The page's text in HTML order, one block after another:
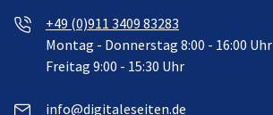
+49 (0)911 3409 83283
Montag - Donnerstag 8:00 - 16:00 Uhr
Freitag 9:00 - 15:30 Uhr
info@digitaleseiten.de